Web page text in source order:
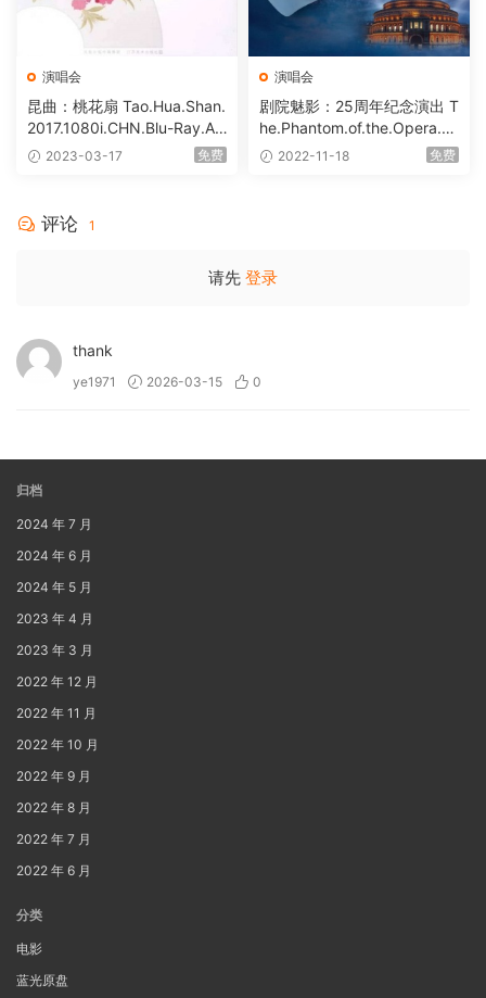
演唱会
昆曲：桃花扇 Tao.Hua.Shan.
2017.1080i.CHN.Blu-Ray.AV
C.LPCM.2.0 [BDISO 42.81G
2023-03-17 免费
演唱会
剧院魅影：25周年纪念演出 T
he.Phantom.of.the.Opera.a
t.The.Royal.Albert.Hall.2011.
2022-11-18 免费
评论 1
请先 登录
thank
ye1971 2026-03-15 0
归档
2024 年 7 月
2024 年 6 月
2024 年 5 月
2023 年 4 月
2023 年 3 月
2022 年 12 月
2022 年 11 月
2022 年 10 月
2022 年 9 月
2022 年 8 月
2022 年 7 月
2022 年 6 月
分类
电影
蓝光原盘